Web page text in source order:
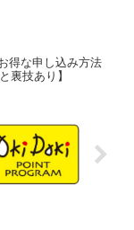
得な申し込み方法
裏技あり】